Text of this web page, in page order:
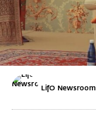
LifO Newsroom